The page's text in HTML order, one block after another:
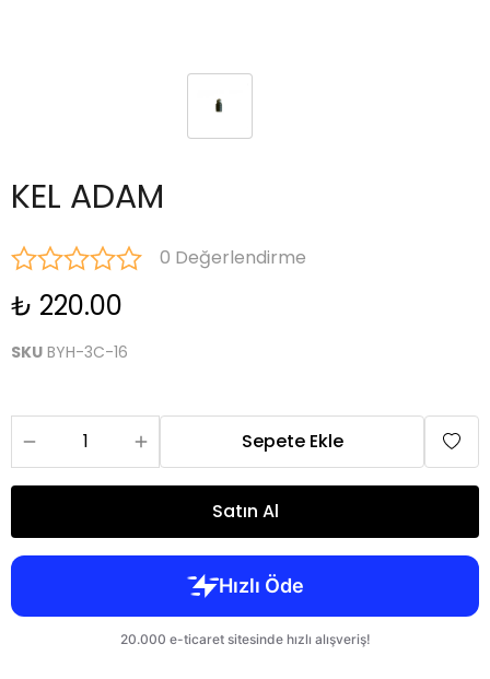
KEL ADAM
0 Değerlendirme
₺ 220.00
SKU BYH-3C-16
Sepete Ekle
Satın Al